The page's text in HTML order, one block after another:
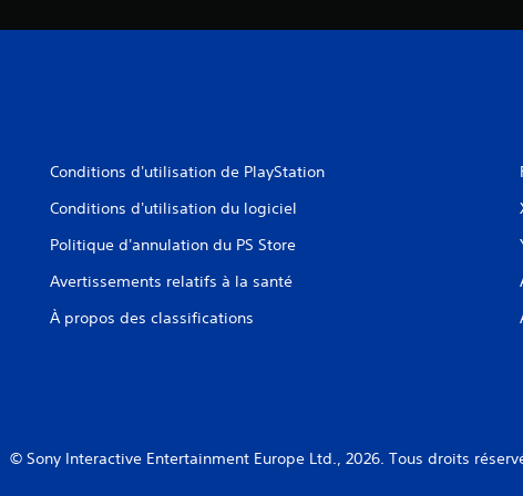
Conditions d'utilisation de PlayStation
Conditions d'utilisation du logiciel
Politique d'annulation du PS Store
Avertissements relatifs à la santé
À propos des classifications
© Sony Interactive Entertainment Europe Ltd., 2026. Tous droits